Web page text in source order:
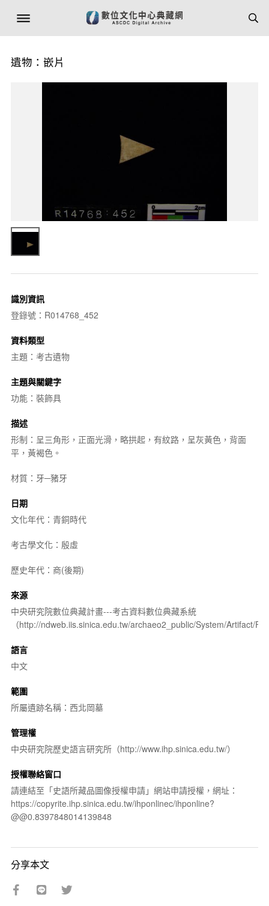
遺物：嵌片
識別資訊
登錄號：R014768_452
資料類型
主題：考古遺物
主題與關鍵字
功能：裝飾具
描述
形制：呈三角形，正面光滑，略拱起，有紋路，呈灰黃色，背面
平，黃褐色。
材質：牙─豬牙
日期
文化年代：青銅時代
考古學文化：殷虛
歷史年代：商(後期)
來源
中央研究院數位典藏計畫---考古資料數位典藏系統
（http://ndweb.iis.sinica.edu.tw/archaeo2_public/System/Artifact/
語言
中文
範圍
所屬遺跡名稱：西北岡墓
管理權
中央研究院歷史語言研究所（http://www.ihp.sinica.edu.tw/）
授權聯絡窗口
請連結至「史語所藏品圖像授權申請」網站申請授權，網址：
https://copyrite.ihp.sinica.edu.tw/ihponlinec/ihponline?
@@0.8397848014139848
分享本文